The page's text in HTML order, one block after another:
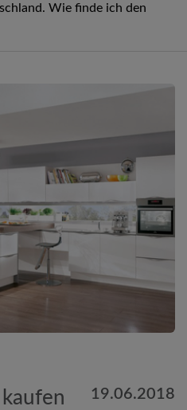
Wie finde ich den
19.06.2018